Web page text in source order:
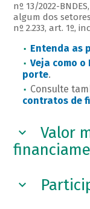
nº 13/2022-
algum dos
nº 2.233, art. 1º,
Entenda as
Veja como o
porte.
Consulte
contratos de
Valor